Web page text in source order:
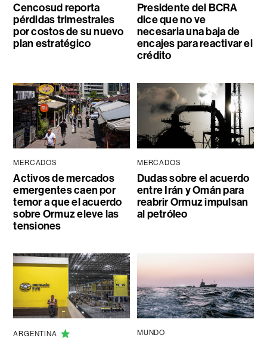
Cencosud reporta
pérdidas trimestrales
por costos de su nuevo
plan estratégico
Presidente del BCRA
dice que no ve
necesaria una baja de
encajes para reactivar el
crédito
MERCADOS
Activos de mercados
emergentes caen por
temor a que el acuerdo
sobre Ormuz eleve las
tensiones
MERCADOS
Dudas sobre el acuerdo
entre Irán y Omán para
reabrir Ormuz impulsan
al petróleo
ARGENTINA MUNDO